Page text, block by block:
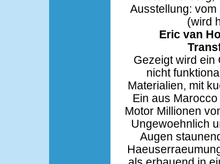
Ausstellung: vom
(wird
Eric van
Gezeigt wird ein
nicht
Materialien, mit
Ein aus
Motor Millionen
Ungewoehnlich
Augen